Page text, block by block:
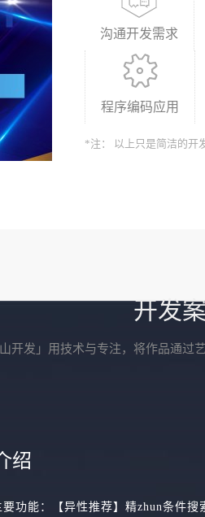
沟通开发需求
程序编码应用
*注： 以上只是简洁的开
开发
开发」用技术与专注，将作品通过
绍
功能：【异性推荐】精zhun条件